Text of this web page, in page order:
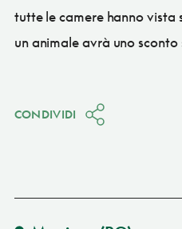
tutte le camere hanno vista
un animale avrà uno
CONDIVIDI